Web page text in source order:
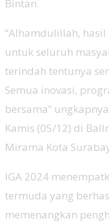
Bintan.
“Alhamdulillah,
untuk seluruh
terindah tentunya
Semua inovasi,
bersama”
Kamis (05/12) di
Mirama Kota
IGA 2024
termuda yang
memenangkan